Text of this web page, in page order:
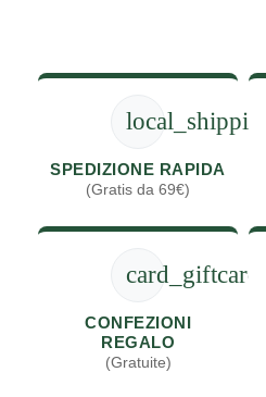
local_shipping
SPEDIZIONE RAPIDA
(Gratis da 69€)
card_giftcard
CONFEZIONI
REGALO
(Gratuite)